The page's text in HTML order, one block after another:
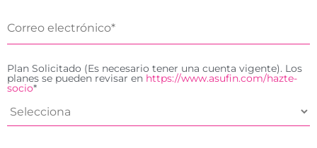
Plan Solicitado (Es necesario tener una cuenta vigente). Los
planes se pueden revisar en https://www.asufin.com/hazte-
socio*